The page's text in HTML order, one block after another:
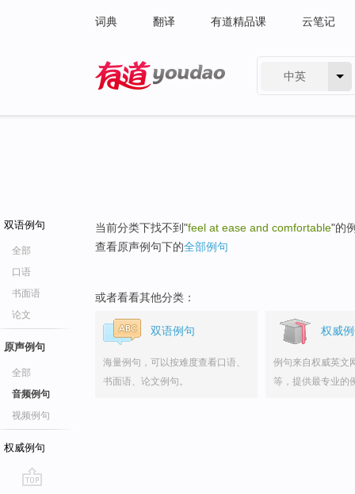
词典 翻译 有道精品课 云笔记
中英
双语例句
全部
口语
书面语
论文
原声例句
全部
音频例句
视频例句
权威例句
当前分类下找不到"feel at ease and comfortable"的
查看原声例句下的全部例句
或者看看其他分类：
双语例句
海量例句，可以按难度查看口语、
书面语、论文例句。
权威
例句来自权威英文
等，提供最专业的